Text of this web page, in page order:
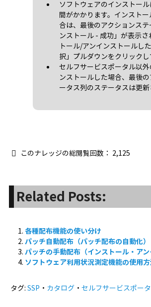
公開されたソフトウェア/パッチ
トウェアやパッチのインストー
ウェアのアンインストールを実
ソフトウェアのインストール
間がかかります。インストー
ンストールした場合、最後の
このナレッジの総閲覧回数：